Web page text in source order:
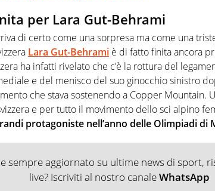
per Lara Gut-Behrami
di certo come una sorpresa ma come una
Lara Gut-Behrami è di fatto finita ancora
ha infatti rivelato che c’è la rottura del
e del menisco del suo ginocchio sinistro
che stava sostenendo a Copper Mountain.
e per tutto il movimento dello sci alpino
protagoniste nell’anno delle Olimpiadi di
sempre aggiornato su ultime news di sport,
live? Iscriviti al nostro canaleWhatsApp